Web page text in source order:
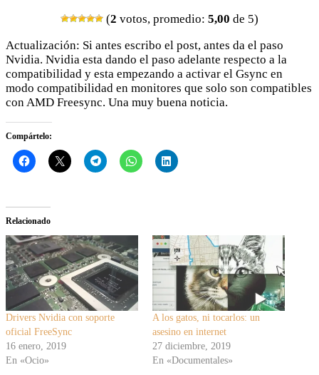
(2 votos, promedio: 5,00 de 5)
Actualización: Si antes escribo el post, antes da el paso
Nvidia. Nvidia esta dando el paso adelante respecto a la
compatibilidad y esta empezando a activar el Gsync en
modo compatibilidad en monitores que solo son compatibles
con AMD Freesync. Una muy buena noticia.
Compártelo:
Relacionado
Drivers Nvidia con soporte
oficial FreeSync
16 enero, 2019
En «Ocio»
A los gatos, ni tocarlos: un
asesino en internet
27 diciembre, 2019
En «Documentales»